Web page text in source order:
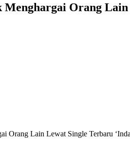
Orang Lain
Orang Lain Lewat Single Terbaru